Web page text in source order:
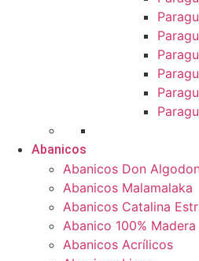
Abanicos
Abanicos Don
Abanicos Malamalaka
Abanicos Catalina
Abanico 100% Madera
Abanicos Acrílicos